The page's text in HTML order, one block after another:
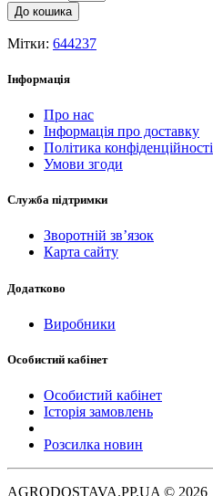
До кошика
Мітки: 644237
Інформація
Про нас
Інформація про доставку
Політика конфіденційності
Умови згоди
Служба підтримки
Зворотній зв’язок
Карта сайту
Додатково
Виробники
Особистий кабінет
Особистий кабінет
Історія замовлень
Розсилка новин
AGRODOSTAVA.PP.UA © 2026